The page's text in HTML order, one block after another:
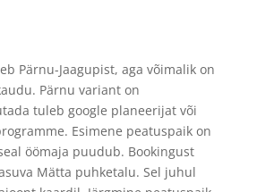
Pärnu-Jaagupist, aga võimalik on
Pärnu variant on
tuleb google planeerijat või
Esimene peatuspaik on
öömaja puudub. Bookingust
Mätta puhketalu. Sel juhul